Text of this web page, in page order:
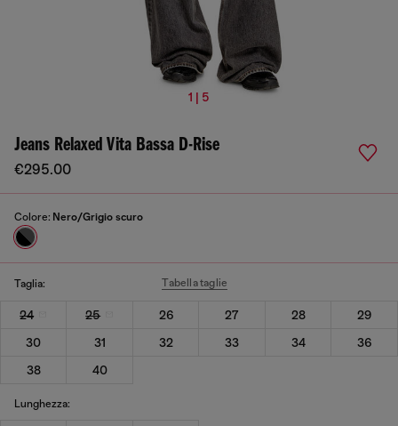
1 | 5
Jeans Relaxed Vita Bassa D-Rise
€295.00
Colore: Nero/Grigio scuro
Taglia: Tabella taglie
24 25 26 27 28
29
30
31 32 33 34
36
38
40
Lunghezza: